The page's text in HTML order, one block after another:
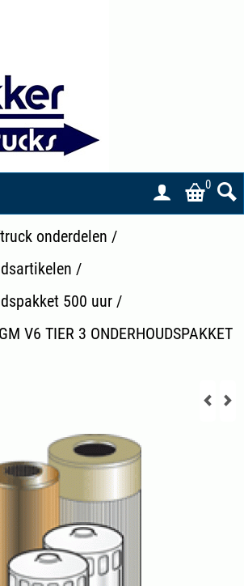
0
onderdelen /
/
500 uur /
V6 TIER 3 ONDERHOUDSPAKKET